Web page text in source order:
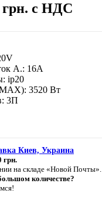
грн. с НДС
А.: 16А
ip20
3520 Вт
3П
Киев, Украина
грн.
на складе «Новой Почты».
количестве?